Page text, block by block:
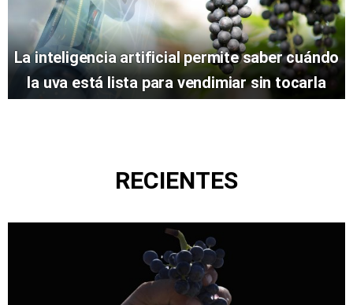
La inteligencia artificial permite saber cuándo
la uva está lista para vendimiar sin tocarla
RECIENTES